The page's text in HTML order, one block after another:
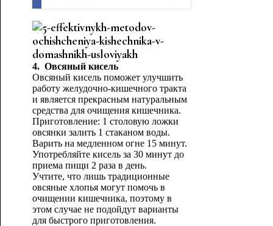
4. Овсяный кисель
Овсяный кисель поможет улучшить
работу желудочно-кишечного тракта
и является прекрасным натуральным
средства для очищения кишечника.
Приготовление: 1 столовую ложки
овсянки залить 1 стаканом воды.
Варить на медленном огне 15 минут.
Употребляйте кисель за 30 минут до
приема пищи 2 раза в день.
Учтите, что лишь традиционные
овсяные хлопья могут помочь в
очищении кишечника, поэтому в
этом случае не подойдут варианты
для быстрого приготовления.